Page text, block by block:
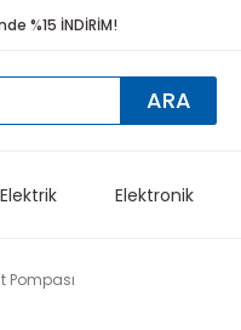
%15 İNDİRİM!
ARA
Elektrik Elektronik
Pompası